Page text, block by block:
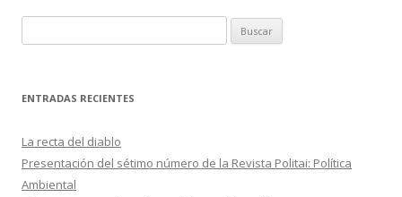
u
c
r
:
ENTRADAS RECIENTES
La recta del diablo
Presentación del sétimo número de la Revista Politai: Política
Ambiental